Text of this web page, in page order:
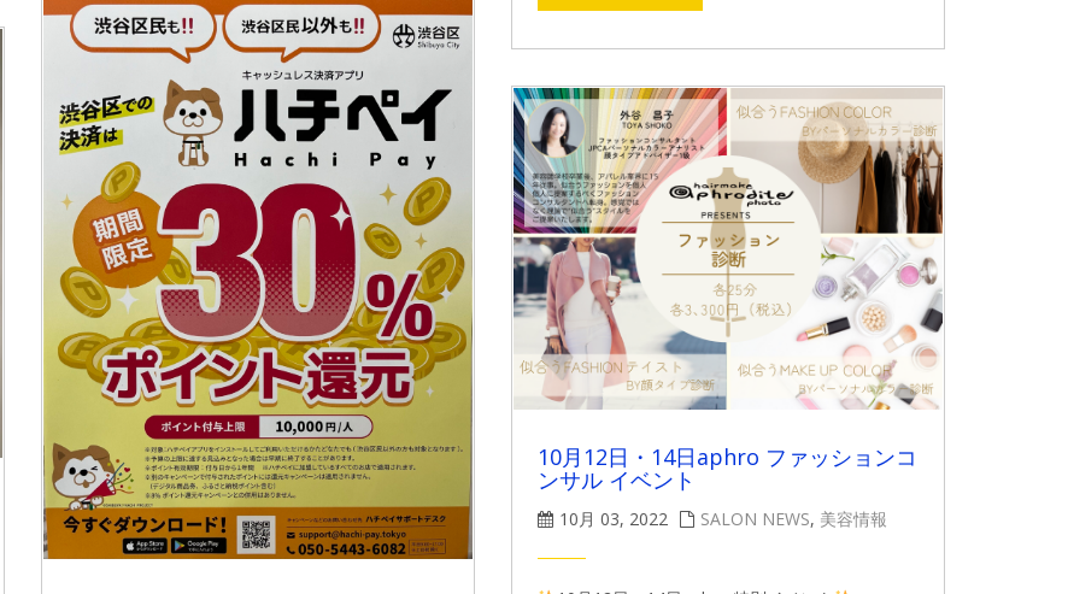
10月12日・14日aphro ファッションコ
ンサル イベント
10月 03, 2022 SALON NEWS, 美容情報